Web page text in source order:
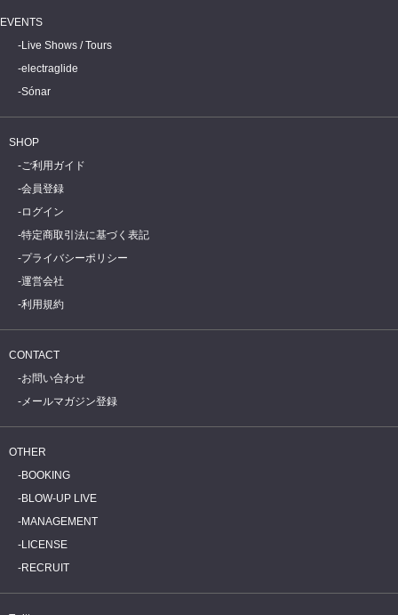
EVENTS
Live Shows / Tours
electraglide
Sónar
SHOP
ご利用ガイド
会員登録
ログイン
特定商取引法に基づく表記
プライバシーポリシー
運営会社
利用規約
CONTACT
お問い合わせ
メールマガジン登録
OTHER
BOOKING
BLOW-UP LIVE
MANAGEMENT
LICENSE
RECRUIT